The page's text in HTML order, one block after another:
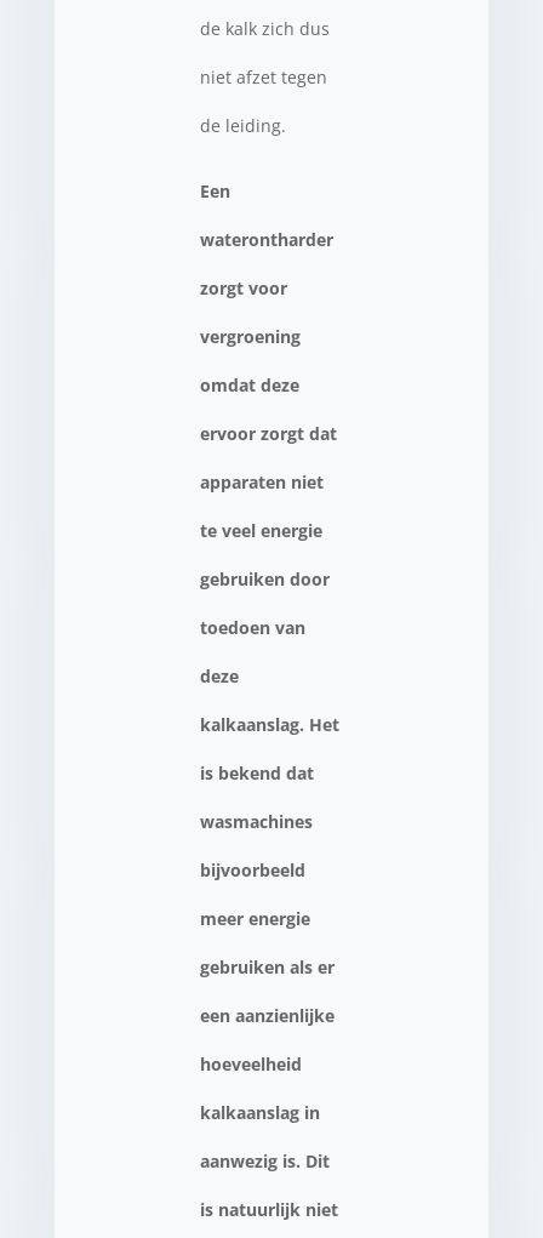
de kalk zich dus
niet afzet tegen
de leiding.
Een
waterontharder
zorgt voor
vergroening
omdat deze
ervoor zorgt dat
apparaten niet
te veel energie
gebruiken door
toedoen van
deze
kalkaanslag. Het
is bekend dat
wasmachines
bijvoorbeeld
meer energie
gebruiken als er
een aanzienlijke
hoeveelheid
kalkaanslag in
aanwezig is. Dit
is natuurlijk niet